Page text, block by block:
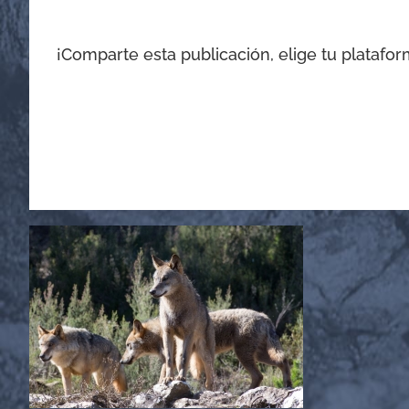
¡Comparte esta publicación, elige tu